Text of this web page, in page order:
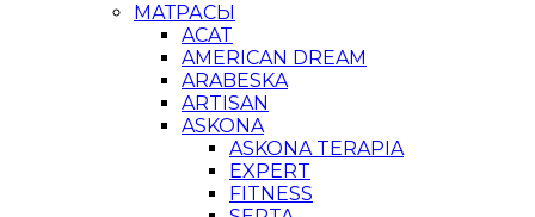
МАТРАСЫ
ACAT
AMERICAN DREAM
ARABESKA
ARTISAN
ASKONA
ASKONA TERAPIA
EXPERT
FITNESS